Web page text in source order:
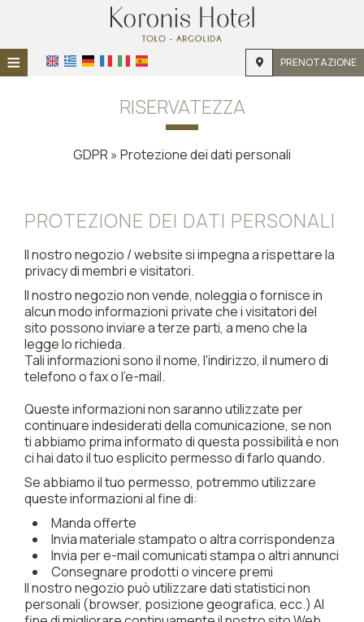
≡ PRENOTAZIONE
POSIZIONE
ALLOGGIO
GALLERIA FOTOGRAFICA
RICHIESTA
CONTATTI
RISERVATEZZA
GDPR » Protezione dei dati personali
PROTEZIONE DEI DATI PERSONALI
Il nostro negozio / website si impegna a rispettare la
privacy di membri e visitatori.
Il nostro negozio non vende, noleggia o fornisce in
alcun modo informazioni private che i visitatori del
sito possono inviare a terze parti, a meno che la
legge lo richieda.
Tali informazioni sono il nome, l'indirizzo, il numero di
telefono o fax o l'e-mail.
Queste informazioni non saranno utilizzate per
continuare indesiderati della comunicazione, se non
ti abbiamo prima informato di questa possibilità e non
ci hai dato il tuo esplicito permesso di farlo quando.
Se abbiamo il tuo permesso, potremmo utilizzare
queste informazioni al fine di:
Manda offerte
Invia materiale stampato o altra corrispondenza
Invia per e-mail comunicati stampa o altri annunci
Consegnare prodotti o vincere premi
Il nostro negozio può utilizzare dati statistici non
personali (browser, posizione geografica, ecc.) Al